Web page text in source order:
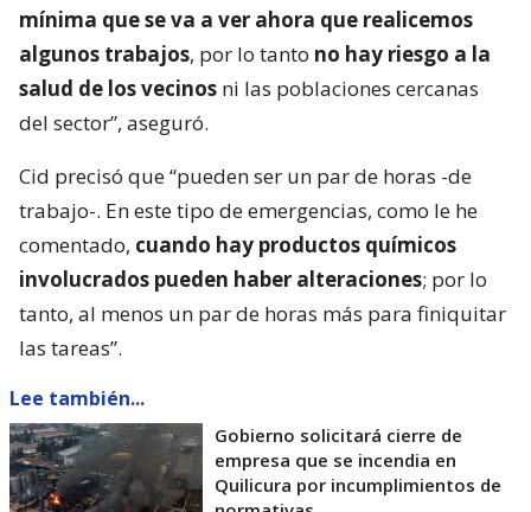
mínima que se va a ver ahora que realicemos
algunos trabajos, por lo tanto no hay riesgo a la
salud de los vecinos ni las poblaciones cercanas
del sector”, aseguró.
Cid precisó que “pueden ser un par de horas -de
trabajo-. En este tipo de emergencias, como le he
comentado, cuando hay productos químicos
involucrados pueden haber alteraciones; por lo
tanto, al menos un par de horas más para finiquitar
las tareas”.
Lee también...
Gobierno solicitará cierre de
empresa que se incendia en
Quilicura por incumplimientos de